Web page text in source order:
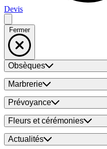
Devis
Fermer
Obsèques
Marbrerie
Prévoyance
Fleurs et cérémonies
Actualités